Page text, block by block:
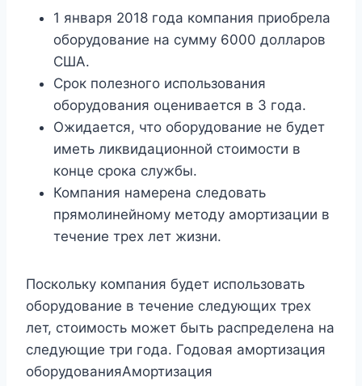
1 января 2018 года компания приобрела
оборудование на сумму 6000 долларов
США.
Срок полезного использования
оборудования оценивается в 3 года.
Ожидается, что оборудование не будет
иметь ликвидационной стоимости в
конце срока службы.
Компания намерена следовать
прямолинейному методу амортизации в
течение трех лет жизни.
Поскольку компания будет использовать
оборудование в течение следующих трех
лет, стоимость может быть распределена на
следующие три года. Годовая амортизация
оборудованияАмортизация